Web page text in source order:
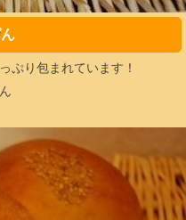
ぷり包まれています！